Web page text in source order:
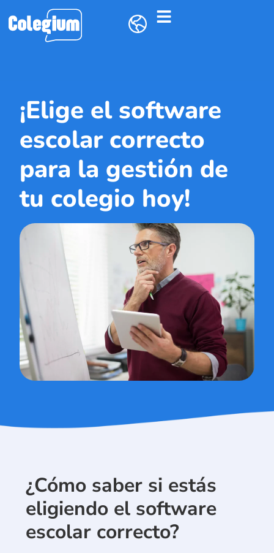
¡Elige el software
escolar correcto
para la gestión de
tu colegio hoy!
¿Cómo saber si estás
eligiendo el software
escolar correcto?